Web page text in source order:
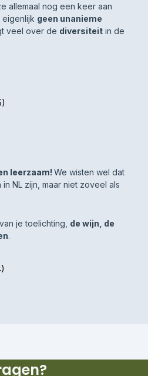
allemaal nog een keer aan
geen unanieme
veel over de diversiteit in de
leerzaam! We wisten wel dat
NL zijn, maar niet zoveel als
je toelichting, de wijn, de
.